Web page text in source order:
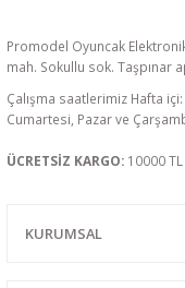
Promodel Oyuncak
mah. Sokullu sok. Taşpınar
Çalışma saatlerimiz Hafta
Cumartesi, Pazar ve
ÜCRETSİZ KARGO: 10000 TL
KURUMSAL